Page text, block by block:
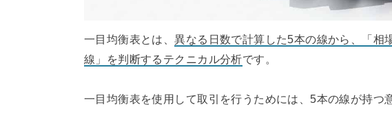
一目均衡表とは、異なる日数で計算した5本の線から、「相
線」を判断するテクニカル分析です。
一目均衡表を使用して取引を行うためには、5本の線が持つ